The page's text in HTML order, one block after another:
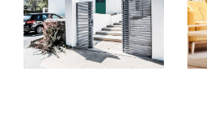
vous offrir plus
Nous avons créé uncentre
pensé pour offrir à nos